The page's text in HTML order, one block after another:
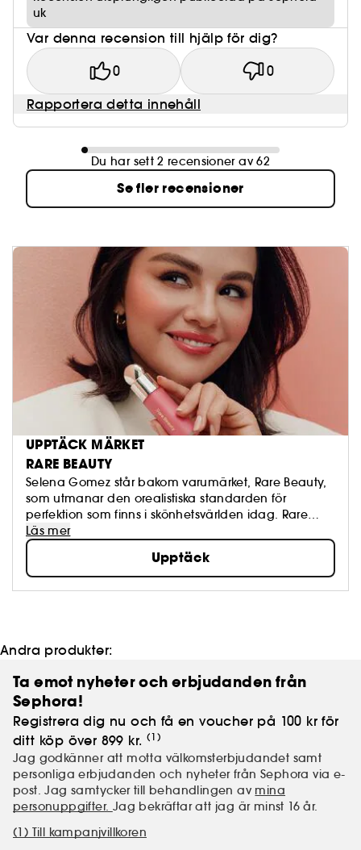
uk
Var denna recension till hjälp för dig?
0 0
Rapportera detta innehåll
Du har sett 2 recensioner av 62
Se fler recensioner
UPPTÄCK MÄRKET
RARE BEAUTY
Selena Gomez står bakom varumärket, Rare Beauty,
som utmanar den orealistiska standarden för
perfektion som finns i skönhetsvärlden idag. Rare
Beauty är utformad så att du kan uttrycka dig precis
som du är, varje dag. Rare Beauty's feel-good
formula är luftig och andningsbar och appliceras
enkelt med uppbyggnadsbar täckning och en
fräsch finish, så att du alltid ser ut som dig själv.
Läs mer
Upptäck
Andra produkter:
Ta emot nyheter och erbjudanden från
Sephora!
Registrera dig nu och få en voucher på 100 kr för
ditt köp över 899 kr. (1)
Jag godkänner att motta välkomsterbjudandet samt
personliga erbjudanden och nyheter från Sephora via e-
post. Jag samtycker till behandlingen av mina
personuppgifter. Jag bekräftar att jag är minst 16 år.
(1) Till kampanjvillkoren